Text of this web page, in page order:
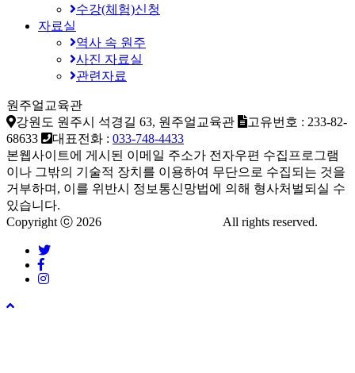
수강(체험)신청
자료실
역사 속 원주
사진 자료실
관련자료
원주얼교육관
강원도 원주시 석경길 63, 원주얼교육관
고유번호 : 233-82-
68633
대표전화 : 033-748-4433
본웹사이트에 게시된 이메일 주소가 전자우편 수집프로그램
이나 그밖의 기술적 장치를 이용하여 무단으로 수집되는 것을
거부하며, 이를 위반시 정보통신망법에 의해 형사처벌되실 수
있습니다.
Copyright ⓒ 2026
All rights reserved.